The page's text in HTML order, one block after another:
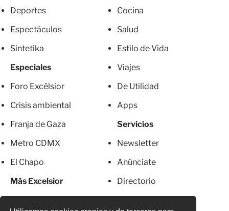
Deportes
Espectáculos
Sintetika
Especiales
Foro Excélsior
Crisis ambiental
Franja de Gaza
Metro CDMX
El Chapo
Más Excelsior
Cocina
Salud
Estilo de Vida
Viajes
De Utilidad
Apps
Servicios
Newsletter
Anúnciate
Directorio